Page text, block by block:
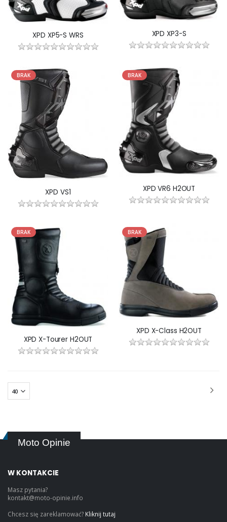
XPD XP5-S WRS XPD XP3-S
BRAK
XPD VS1
BRAK
XPD VR6 H2OUT
BRAK
XPD X-Tourer H2OUT
BRAK
XPD X-Class H2OUT
Moto Opinie
W KONTAKCIE
Masz pytania?
kontakt@moto-opinie.info
Chcesz się zareklamować? Kliknij tutaj